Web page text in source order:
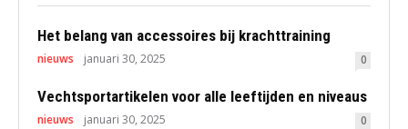
Het belang van accessoires bij krachttraining
nieuws januari 30, 2025 0
Vechtsportartikelen voor alle leeftijden en niveaus
nieuws januari 30, 2025 0